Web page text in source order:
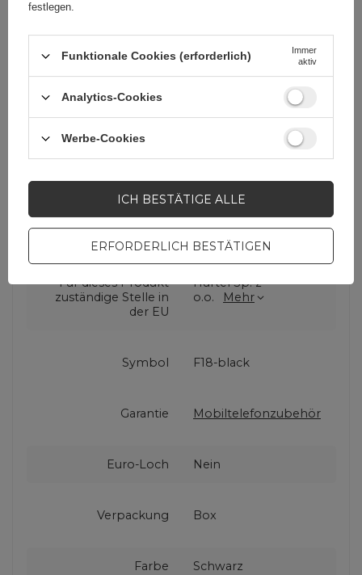
oder beim Fotografieren bewegt.
Cena sugerowana 9,07 EUR / Stk
Marke Dudao
Für dieses Produkt
zuständige Stelle in
der EU
Hurtel Sp. z
o.o.
Mehr
Symbol F18-black
Garantie Mobiltelefonzubehör
Euro-Loch Nein
Verpackung Box
Farbe Schwarz
festlegen.
Funktionale Cookies (erforderlich)
Immer
aktiv
Analytics-Cookies
Werbe-Cookies
ERFORDERLICH BESTÄTIGEN
ICH BESTÄTIGE ALLE